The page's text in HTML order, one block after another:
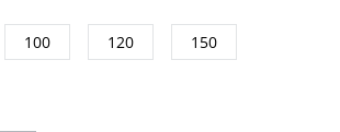
100 120 150